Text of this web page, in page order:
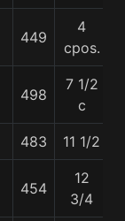
449
4
cpos.
498
7 1/2
c
483 11 1/2
454
12
3/4